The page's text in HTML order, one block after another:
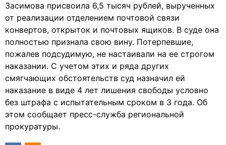
Засимова присвоила 6,5 тысяч рублей, вырученных
от реализации отделением почтовой связи
конвертов, открыток и почтовых ящиков. В суде она
полностью признала свою вину. Потерпевшие,
пожалев подсудимую, не настаивали на ее строгом
наказании. С учетом этих и ряда других
смягчающих обстоятельств суд назначил ей
наказание в виде 4 лет лишения свободы условно
без штрафа с испытательным сроком в 3 года. Об
этом сообщает пресс-служба региональной
прокуратуры.